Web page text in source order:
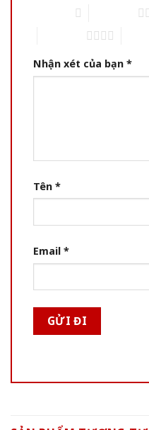
Nhận xét của bạn *
Tên *
Email *